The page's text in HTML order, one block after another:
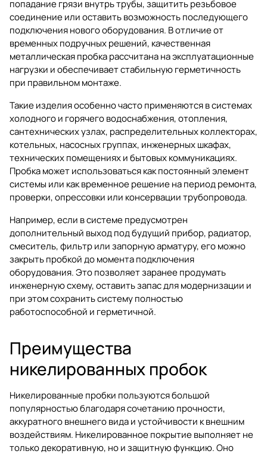
попадание грязи внутрь трубы, защитить резьбовое
соединение или оставить возможность последующего
подключения нового оборудования. В отличие от
временных подручных решений, качественная
металлическая пробка рассчитана на эксплуатационные
нагрузки и обеспечивает стабильную герметичность
при правильном монтаже.
Такие изделия особенно часто применяются в системах
холодного и горячего водоснабжения, отопления,
сантехнических узлах, распределительных коллекторах,
котельных, насосных группах, инженерных шкафах,
технических помещениях и бытовых коммуникациях.
Пробка может использоваться как постоянный элемент
системы или как временное решение на период ремонта,
проверки, опрессовки или консервации трубопровода.
Например, если в системе предусмотрен
дополнительный выход под будущий прибор, радиатор,
смеситель, фильтр или запорную арматуру, его можно
закрыть пробкой до момента подключения
оборудования. Это позволяет заранее продумать
инженерную схему, оставить запас для модернизации и
при этом сохранить систему полностью
работоспособной и герметичной.
Преимущества
никелированных пробок
Никелированные пробки пользуются большой
популярностью благодаря сочетанию прочности,
аккуратного внешнего вида и устойчивости к внешним
воздействиям. Никелированное покрытие выполняет не
только декоративную, но и защитную функцию. Оно